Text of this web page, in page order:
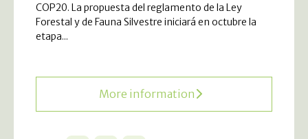
COP20. La propuesta del reglamento de la Ley
Forestal y de Fauna Silvestre iniciará en octubre la
etapa...
More information